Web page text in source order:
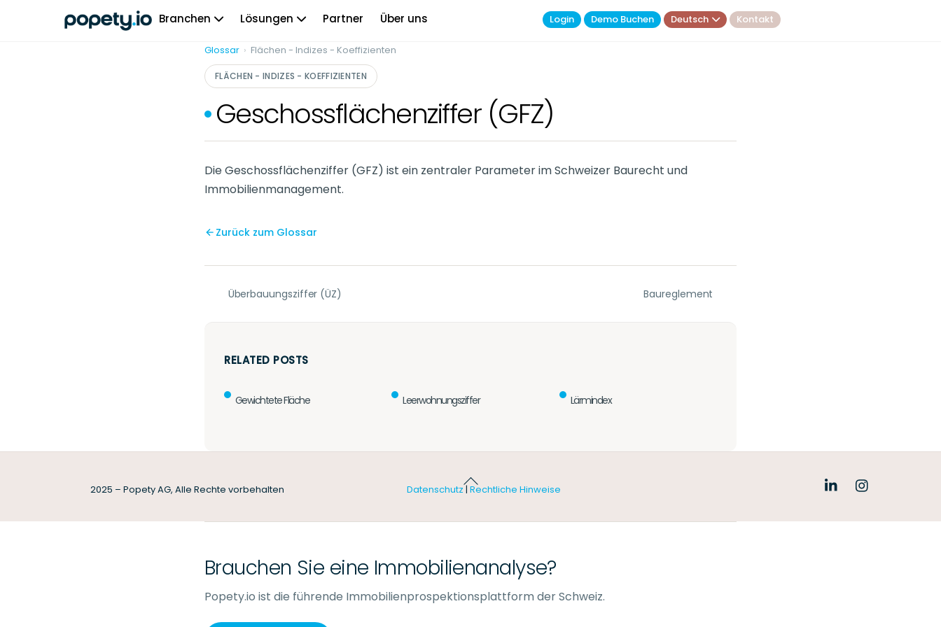
Branchen Lösungen Partner Über uns Login Demo Buchen Deutsch Kontakt
Glossar › Flächen - Indizes - Koeffizienten
FLÄCHEN - INDIZES - KOEFFIZIENTEN
Geschossflächenziffer (GFZ)
Die Geschossflächenziffer (GFZ) ist ein zentraler Parameter im Schweizer Baurecht und
Immobilienmanagement.
Zurück zum Glossar
Überbauungsziffer (ÜZ) Baureglement
RELATED POSTS
Gewichtete Fläche Leerwohnungsziffer Lärmindex
Back
To
2025 – Popety AG, Alle Rechte vorbehalten Datenschutz| Rechtliche Hinweise
Brauchen Sie eine Immobilienanalyse?
Popety.io ist die führende Immobilienprospektionsplattform der Schweiz.